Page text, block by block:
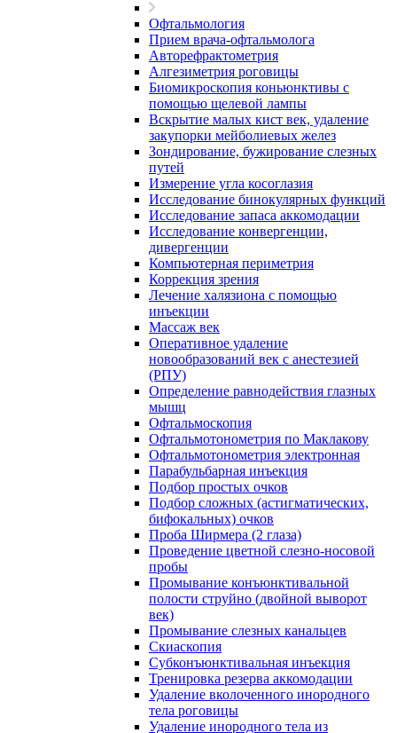
Офтальмология
Прием врача-офтальмолога
Авторефрактометрия
Алгезиметрия роговицы
Биомикроскопия коньюнктивы с
помощью щелевой лампы
Вскрытие малых кист век, удаление
закупорки мейболиевых желез
Зондирование, бужирование слезных
путей
Измерение угла косоглазия
Исследование бинокулярных функций
Исследование запаса аккомодации
Исследование конвергенции,
дивергенции
Компьютерная периметрия
Коррекция зрения
Лечение халязиона с помощью
инъекции
Массаж век
Оперативное удаление
новообразований век с анестезией
(РПУ)
Определение равнодействия глазных
мышц
Офтальмоскопия
Офтальмотонометрия по Маклакову
Офтальмотонометрия электронная
Парабульбарная инъекция
Подбор простых очков
Подбор сложных (астигматических,
бифокальных) очков
Проба Ширмера (2 глаза)
Проведение цветной слезно-носовой
пробы
Промывание конъюнктивальной
полости струйно (двойной выворот
век)
Промывание слезных канальцев
Скиаскопия
Субконъюнктивальная инъекция
Тренировка резерва аккомодации
Удаление вколоченного инородного
тела роговицы
Удаление инородного тела из